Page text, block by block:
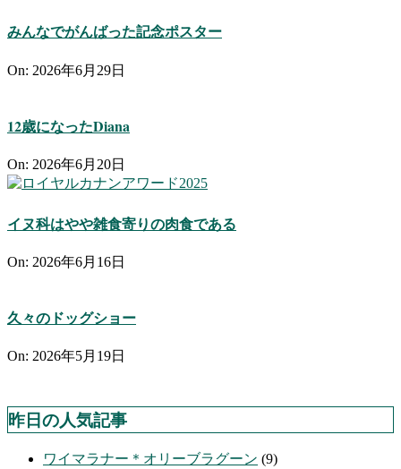
みんなでがんばった記念ポスター
On: 2026年6月29日
12歳になったDiana
On: 2026年6月20日
イヌ科はやや雑食寄りの肉食である
On: 2026年6月16日
久々のドッグショー
On: 2026年5月19日
昨日の人気記事
ワイマラナー＊オリーブラグーン (9)